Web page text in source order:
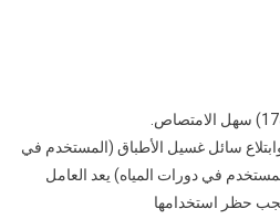
سائل غسيل الأطباق (المستخدم في
في دورات المياه) يعد العامل
حظر استخدامها